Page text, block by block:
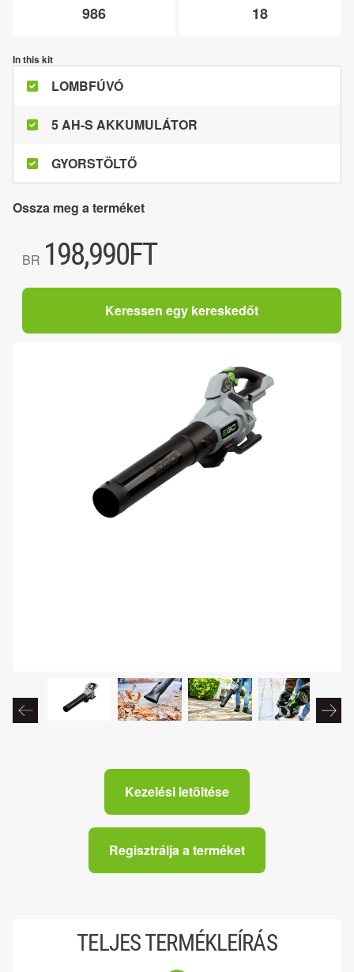
Kezelési letöltése
Regisztrálja a terméket
986 18
In this kit
LOMBFÚVÓ
5 AH-S AKKUMULÁTOR
GYORSTÖLTŐ
Ossza meg a terméket
BR 198,990FT
Keressen egy kereskedőt
TELJES TERMÉKLEÍRÁS